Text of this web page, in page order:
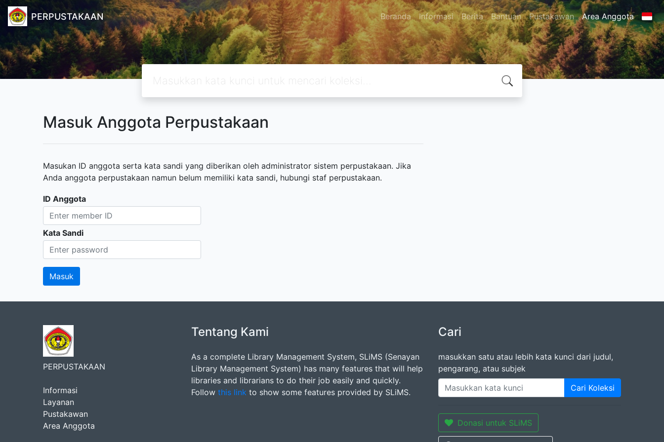
PERPUSTAKAAN Beranda Informasi Berita Bantuan Pustakawan Area Anggota
Masuk Anggota Perpustakaan
Masukan ID anggota serta kata sandi yang diberikan oleh administrator sistem perpustakaan. Jika
Anda anggota perpustakaan namun belum memiliki kata sandi, hubungi staf perpustakaan.
ID Anggota
Kata Sandi
PERPUSTAKAAN
Informasi
Layanan
Pustakawan
Area Anggota
Tentang Kami
As a complete Library Management System, SLiMS (Senayan
Library Management System) has many features that will help
libraries and librarians to do their job easily and quickly.
Follow this link to show some features provided by SLiMS.
Cari
masukkan satu atau lebih kata kunci dari judul,
pengarang, atau subjek
Cari Koleksi
Donasi untuk SLiMS